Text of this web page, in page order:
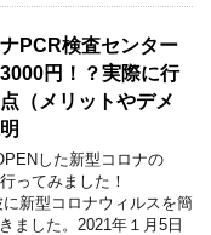
PCR検査センター
円！？実際に行
（メリットやデメ
した新型コロナの
行ってみました！
型コロナウィルスを簡
ました。2021年１月5日